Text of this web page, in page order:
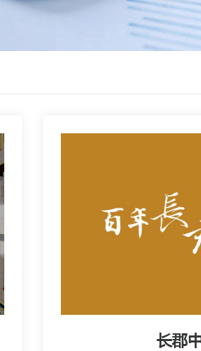
长郡